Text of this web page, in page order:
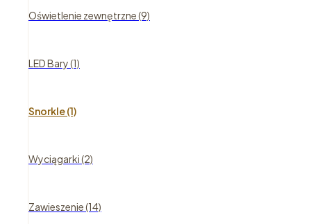
Oświetlenie zewnętrzne (9)
LED Bary (1)
Snorkle (1)
Wyciągarki (2)
Zawieszenie (14)